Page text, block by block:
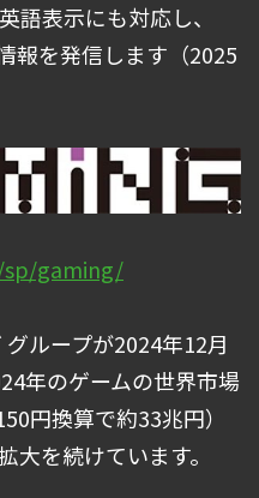
語表示にも対応し、
報を発信します（2025
gaming/
ループが2024年12月
年のゲームの世界市場
円換算で約33兆円）
大を続けています。